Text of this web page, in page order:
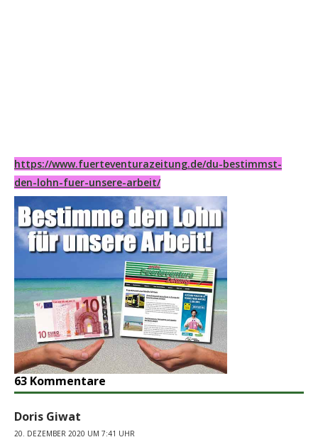
https://www.fuerteventurazeitung.de/du-bestimmst-
den-lohn-fuer-unsere-arbeit/
63 Kommentare
Doris Giwat
20. DEZEMBER 2020 UM 7:41 UHR